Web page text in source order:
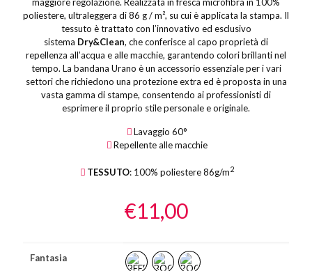
poliestere, ultraleggera di 86 g / m², su cui è applicata la stampa. Il
tessuto è trattato con l’innovativo ed esclusivo
sistema Dry&Clean, che conferisce al capo proprietà di
repellenza all’acqua e alle macchie, garantendo colori brillanti nel
tempo. La bandana Urano è un accessorio essenziale per i vari
settori che richiedono una protezione extra ed è proposta in una
vasta gamma di stampe, consentendo ai professionisti di
esprimere il proprio stile personale e originale.
Lavaggio 60°
Repellente alle macchie
TESSUTO: 100% poliestere 86g/m2
€11,00
Fantasia